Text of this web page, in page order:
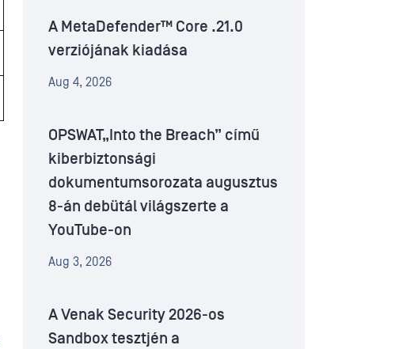
A MetaDefender™ Core .21.0
verziójának kiadása
Aug 4, 2026
OPSWAT„Into the Breach” című
kiberbiztonsági
dokumentumsorozata augusztus
8-án debütál világszerte a
YouTube-on
Aug 3, 2026
A Venak Security 2026-os
Sandbox tesztjén a